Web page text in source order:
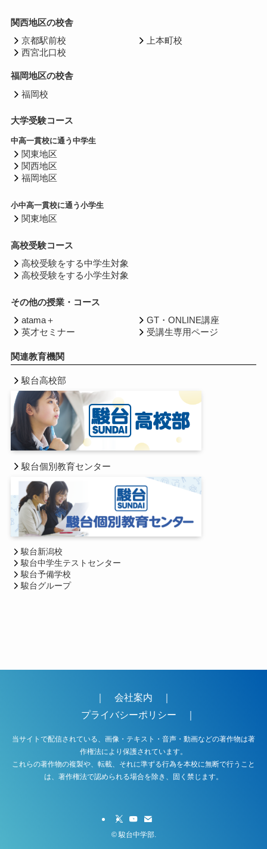
関西地区の校舎
京都駅前校
西宮北口校
上本町校
福岡地区の校舎
福岡校
大学受験コース
中高一貫校に通う中学生
関東地区
関西地区
福岡地区
小中高一貫校に通う小学生
関東地区
高校受験コース
高校受験をする中学生対象
高校受験をする小学生対象
その他の授業・コース
atama＋
英才セミナー
GT・ONLINE講座
受講生専用ページ
関連教育機関
駿台高校部
駿台個別教育センター
駿台新潟校
駿台中学生テストセンター
駿台予備学校
駿台グループ
｜ 会社案内
｜
プライバシーポリシー
｜
当サイトで配信されている、画像・テキスト・音声・動画などの著作物は著
作権法により保護されています。
これらの著作物の複製や、転載、それに準ずる行為を本校に無断で行うこと
は、著作権法で認められる場合を除き、固く禁じます。
©駿台中学部.